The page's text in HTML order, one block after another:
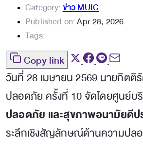
Category:ข่าว MUIC
Published on:Apr 28, 2026
Tags:
Copy link
วันที่ 28 เมษายน 2569 นายกิตติ
ปลอดภัย ครั้งที่ 10 จัดโดยศูนย์บ
ปลอดภัย และสุขภาพอนามัยดีป
ระลึกเชิงสัญลักษณ์ด้านความปล